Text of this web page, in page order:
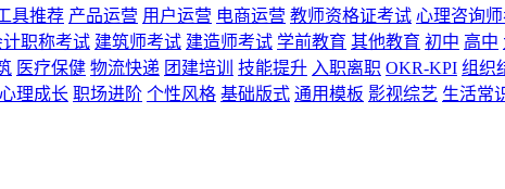
具推荐 产品运营 用户运营 电商运营 教师资格证考试 心理咨询
计职称考试 建筑师考试 建造师考试 学前教育 其他教育 初中 高中
医疗保健 物流快递 团建培训 技能提升 入职离职 OKR-KPI 组织
心理成长 职场进阶 个性风格 基础版式 通用模板 影视综艺 生活常